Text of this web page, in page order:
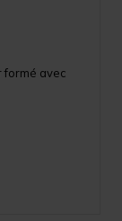
formé avec